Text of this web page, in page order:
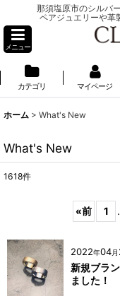
那須塩原市のシルバ
ペアジュエリーや革
メニュー
カテゴリ マイページ
ホーム > What's New
What's New
1618件
«前 1
2022年04月
新規ブラ
ました！